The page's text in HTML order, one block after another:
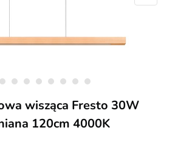
wisząca Fresto 30W
120cm 4000K